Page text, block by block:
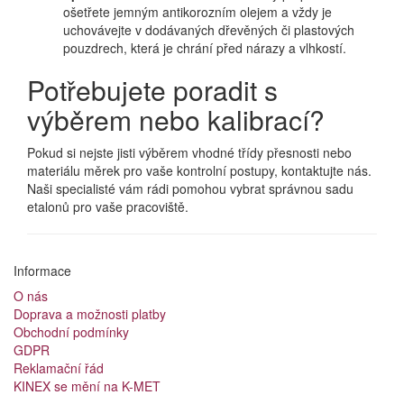
ošetřete jemným antikorozním olejem a vždy je
uchovávejte v dodávaných dřevěných či plastových
pouzdrech, která je chrání před nárazy a vlhkostí.
Potřebujete poradit s
výběrem nebo kalibrací?
Pokud si nejste jisti výběrem vhodné třídy přesnosti nebo
materiálu měrek pro vaše kontrolní postupy, kontaktujte nás.
Naši specialisté vám rádi pomohou vybrat správnou sadu
etalonů pro vaše pracoviště.
Informace
O nás
Doprava a možnosti platby
Obchodní podmínky
GDPR
Reklamační řád
KINEX se mění na K-MET